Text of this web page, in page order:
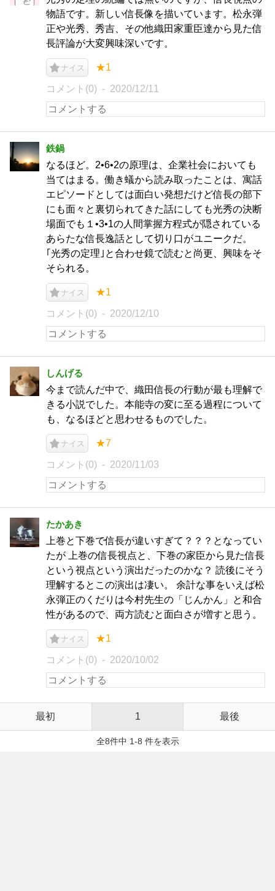
物語です。新しい信長像を描いています。松永弾
正や光秀、秀吉、その他織田家重臣達から見た信
長評論が大変興味深いです。
ナイス ★1
コメント(0) 2020/12/11
鉄鍋
なるほど。2•6•2の原理は、企業社会においても
当てはまる。働き蟻から読み取ったことは、寓話
エピソードとしては面白い発想だけど信長の部下
にも面々と裏切られてきた話にしても光秀の決断
場面でも１•3•1の人間掌握方程式が隠されている
あらたな信長逸話として切り口がユニークだ。
｢光秀の定理｣と合わせ鏡で読むと尚更、興味をそ
そられる。
ナイス ★1
コメント(0) 2020/12/10
しんげる
今まで読んだ中で、織田信長の行動が最も理解で
きる小説でした。本能寺の変に至る過程について
も、なるほどと思わせるものでした。
ナイス ★7
コメント(0) 2020/11/03
たかあき
上巻と下巻で信長が違いすぎて？？？となってい
たが 上巻の信長視点と、下巻の家臣から見た信長
という視点という演出だったのかな？ 読後にそう
理解するとこの演出は凄い。 余計な事をいえば松
永弾正のくだりは今村先生の「じんかん」と和合
性があるので、両方読むと面白さが増すと思う。
ナイス ★1
コメント(0) 2020/10/02
最初 1 最後
全8件中 1-8 件を表示